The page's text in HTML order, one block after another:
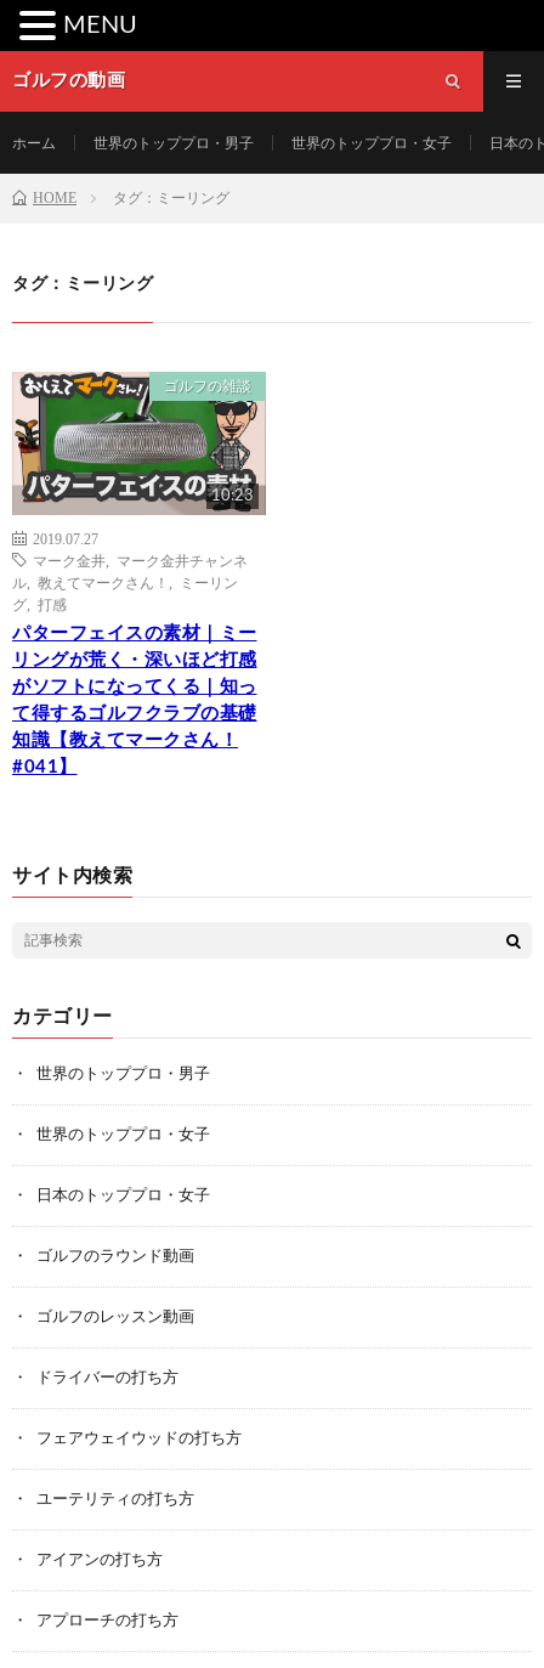
ゴルフの動画
ホーム 世界のトッププロ・男子 世界のトッププロ・女子 日本の
HOME タグ：ミーリング
タグ：ミーリング
ゴルフの雑談
10:23
2019.07.27
マーク金井
マーク金井チャンネ
ル
教えてマークさん！
ミーリン
グ
打感
パターフェイスの素材｜ミー
リングが荒く・深いほど打感
がソフトになってくる｜知っ
て得するゴルフクラブの基礎
知識【教えてマークさん！
#041】
サイト内検索
カテゴリー
世界のトッププロ・男子
世界のトッププロ・女子
日本のトッププロ・女子
ゴルフのラウンド動画
ゴルフのレッスン動画
ドライバーの打ち方
フェアウェイウッドの打ち方
ユーテリティの打ち方
アイアンの打ち方
アプローチの打ち方
MENU